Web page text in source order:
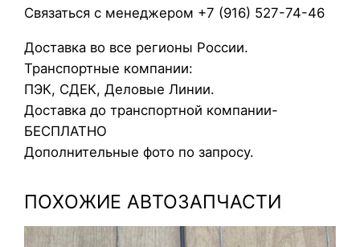
е
м
о
с
т
а
т
O
Связаться с менеджером +7 (916) 527-74-46
Доставка во все регионы России.
Транспортные компании:
ПЭК, СДЕК, Деловые Линии.
Доставка до транспортной компании-
БЕСПЛАТНО
Дополнительные фото по запросу.
ПОХОЖИЕ АВТОЗАПЧАСТИ